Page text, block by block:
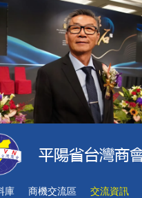
庫 商機交流區 交流資訊